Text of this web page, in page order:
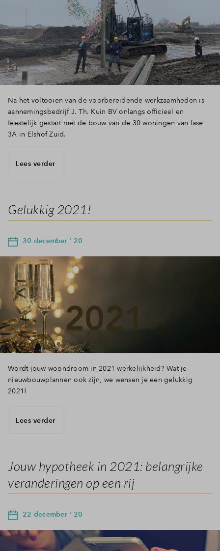
Na het voltooien van de voorbereidende werkzaamheden is
aannemingsbedrijf J. Th. Kuin BV onlangs officieel en
feestelijk gestart met de bouw van de 30 woningen van fase
3A in Elshof Zuid.
Lees verder
Gelukkig 2021!
30 december ' 20
Wordt jouw woondroom in 2021 werkelijkheid? Wat je
nieuwbouwplannen ook zijn, we wensen je een gelukkig
2021!
Lees verder
Jouw hypotheek in 2021: belangrijke
veranderingen op een rij
22 december ' 20